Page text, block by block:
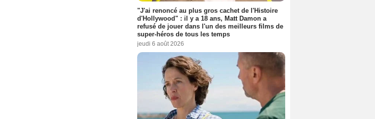
"J'ai renoncé au plus gros cachet de l'Histoire
d'Hollywood" : il y a 18 ans, Matt Damon a
refusé de jouer dans l'un des meilleurs films de
super-héros de tous les temps
jeudi 6 août 2026